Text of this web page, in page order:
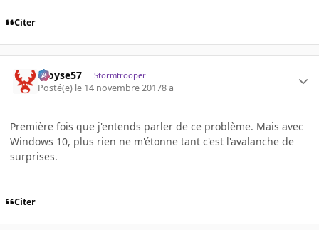
Citer
Aloyse57 Stormtrooper
Posté(e) le 14 novembre 20178 a
Première fois que j'entends parler de ce problème. Mais avec
Windows 10, plus rien ne m'étonne tant c'est l'avalanche de
surprises.
Citer